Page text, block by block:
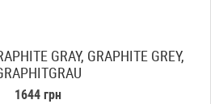
GRAY, GRAPHITE GREY,
1644 грн